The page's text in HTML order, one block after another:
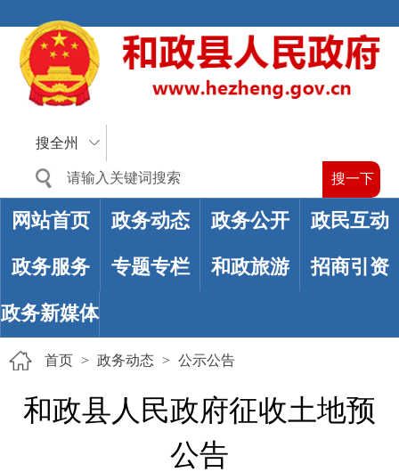
搜全州
网站首页 政务动态 政务公开 政民互动
政务服务 专题专栏 和政旅游 招商引资
政务新媒体
首页 > 政务动态 > 公示公告
和政县人民政府征收土地预
公告